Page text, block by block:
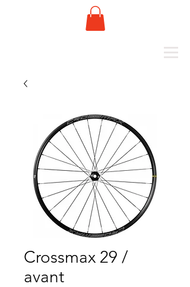
Crossmax 29 /
avant